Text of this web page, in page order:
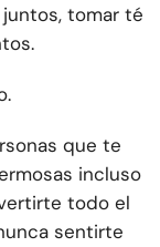
tomar té
que te
incluso
todo el
sentirte